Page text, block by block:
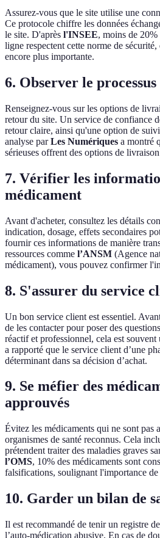
Assurez-vous que le site utilise une
Ce protocole chiffre les données
le site. D'après l'INSEE, moins de 20%
ligne respectent cette norme de
encore plus importante.
6. Observer le
Renseignez-vous sur les options de
retour du site. Un service de confiance
retour claire, ainsi qu'une option de
analyse parLes Numériques a montré
sérieuses offrent des options de
7. Vérifier les
médicament
Avant d'acheter, consultez les détails
indication, dosage, effets secondaires
fournir ces informations de manière
ressources comme l’ANSM (Agence
médicament), vous pouvez confirmer
8. S'assurer du service
Un bon service client est essentiel.
de les contacter pour poser des
réactif et professionnel, cela est
a rapporté que le service client d’une
déterminant dans sa décision d’achat.
9. Se méfier des
approuvés
Évitez les médicaments qui ne sont pas
organismes de santé reconnus. Cela
prétendent traiter des maladies graves
l’OMS, 10% des médicaments sont
falsifications, soulignant l'importance
10. Garder un bilan de
Il est recommandé de tenir un registre
l’auto-médication abusive. En cas de